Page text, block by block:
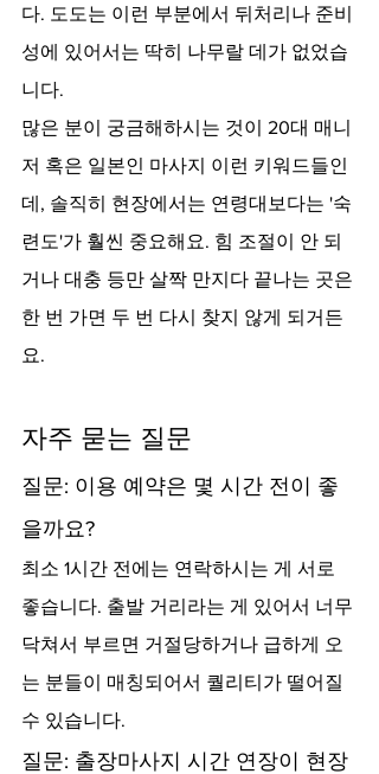
다. 도도는 이런 부분에서 뒤처리나 준비
성에 있어서는 딱히 나무랄 데가 없었습
니다.
많은 분이 궁금해하시는 것이 20대 매니
저 혹은 일본인 마사지 이런 키워드들인
데, 솔직히 현장에서는 연령대보다는 '숙
련도'가 훨씬 중요해요. 힘 조절이 안 되
거나 대충 등만 살짝 만지다 끝나는 곳은
한 번 가면 두 번 다시 찾지 않게 되거든
요.
자주 묻는 질문
질문: 이용 예약은 몇 시간 전이 좋
을까요?
최소 1시간 전에는 연락하시는 게 서로
좋습니다. 출발 거리라는 게 있어서 너무
닥쳐서 부르면 거절당하거나 급하게 오
는 분들이 매칭되어서 퀄리티가 떨어질
수 있습니다.
질문: 출장마사지 시간 연장이 현장